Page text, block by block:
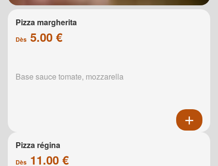
Pizza margherita
Dès 5.00 €
Base sauce tomate, mozzarella
Pizza régina
Dès 11.00 €